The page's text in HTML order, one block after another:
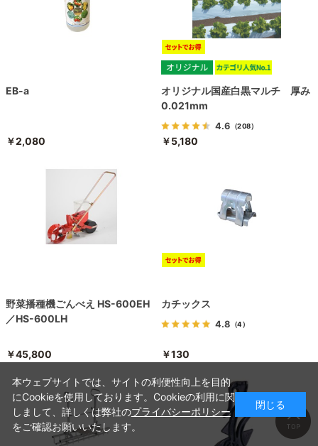
EB-a
￥2,080
オリジナル国産白黒マルチ 厚み
0.021mm
4.6 （208）
￥5,180
野菜播種機ごんべえ HS-600EH
／HS-600LH
￥45,800
カチックス
4.8 （4）
￥130
本ウェブサイトでは、サイトの利便性向上を目的
にCookieを使用しております。Cookieの利用に関
しまして、詳しくは弊社のプライバシーポリシー
をご確認お願いいたします。
閉じる